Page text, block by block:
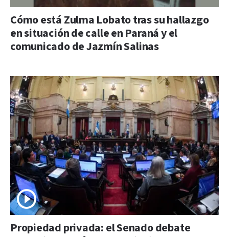
Cómo está Zulma Lobato tras su hallazgo
en situación de calle en Paraná y el
comunicado de Jazmín Salinas
Propiedad privada: el Senado debate